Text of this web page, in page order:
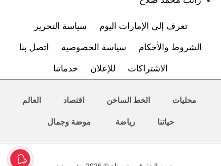
تعرف إلى الإمارات اليوم سياسة التحرير
الشروط والأحكام سياسة الخصوصية اتصل بنا
الاشتراكات للإعلان خدماتنا
محليات الخط الساخن اقتصاد العالم
حياتنا رياضة موضة وجمال